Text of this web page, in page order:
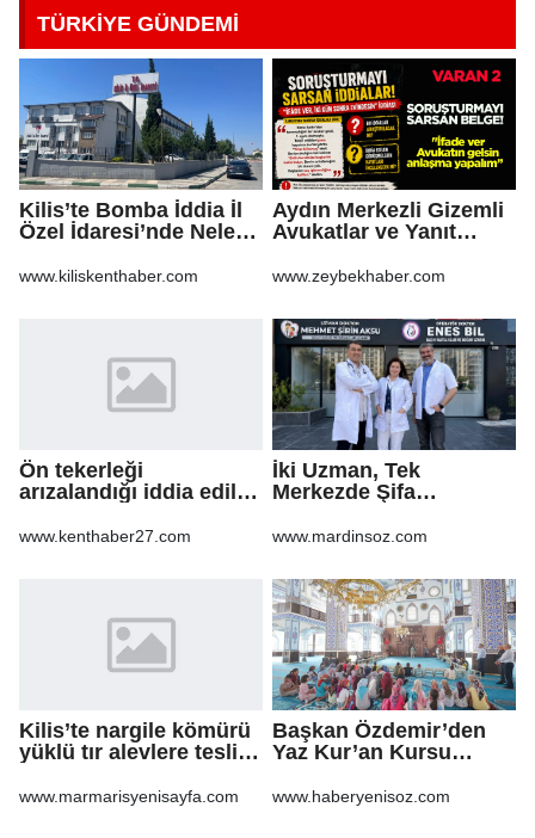
TÜRKİYE GÜNDEMİ
Kilis’te Bomba İddia İl
Özel İdaresi’nde Neler
www.kiliskenthaber.com
Aydın Merkezli Gizemli
Avukatlar ve Yanıt
www.zeybekhaber.com
Ön tekerleği
arızalandığı iddia edilen
çarptı: 1 yaralı
www.kenthaber27.com
İki Uzman, Tek
Merkezde Şifa
www.mardinsoz.com
Kilis’te nargile kömürü
yüklü tır alevlere teslim
www.marmarisyenisayfa.com
Başkan Özdemir’den
Yaz Kur’an Kursu
www.haberyenisoz.com